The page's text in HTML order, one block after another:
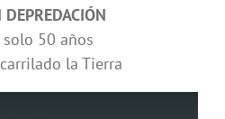
DEPREDACIÓN
50 años
la Tierra